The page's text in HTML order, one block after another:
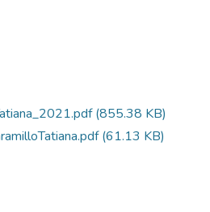
(855.38 KB)
(61.13 KB)